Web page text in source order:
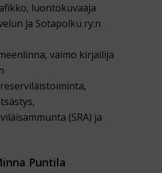
luontokuvaaja
ja Sotapolku ry:n
vaimo kirjailija
(SRA) ja
Puntila